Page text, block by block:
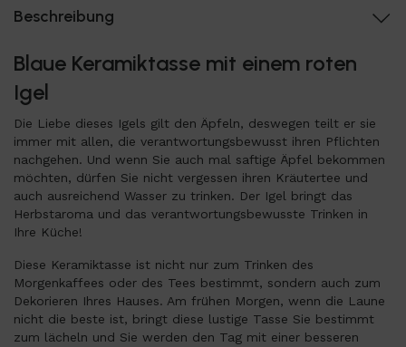
Beschreibung
Blaue Keramiktasse mit einem roten
Igel
Die Liebe dieses Igels gilt den Äpfeln, deswegen teilt er sie
immer mit allen, die verantwortungsbewusst ihren Pflichten
nachgehen. Und wenn Sie auch mal saftige Äpfel bekommen
möchten, dürfen Sie nicht vergessen ihren Kräutertee und
auch ausreichend Wasser zu trinken. Der Igel bringt das
Herbstaroma und das verantwortungsbewusste Trinken in
Ihre Küche!
Diese Keramiktasse ist nicht nur zum Trinken des
Morgenkaffees oder des Tees bestimmt, sondern auch zum
Dekorieren Ihres Hauses. Am frühen Morgen, wenn die Laune
nicht die beste ist, bringt diese lustige Tasse Sie bestimmt
zum lächeln und Sie werden den Tag mit einer besseren